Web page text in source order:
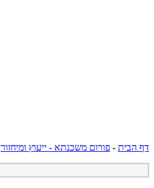
דף הבית - פורום משכנתא - ייעוץ ומיחזור